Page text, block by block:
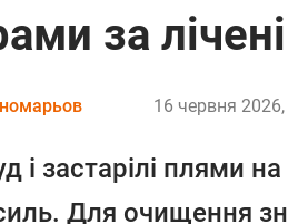
за
16 червня
і застарілі плями
Для очищення